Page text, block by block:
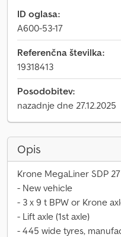
ID oglasa:
A600-53-17
Referenčna številka:
19318413
Posodobitev:
nazadnje dne 27.12.2025
Opis
Krone MegaLiner SDP
- New vehicle
- 3 x 9 t BPW or Krone
- Lift axle (1st axle)
- 445 wide tyres,